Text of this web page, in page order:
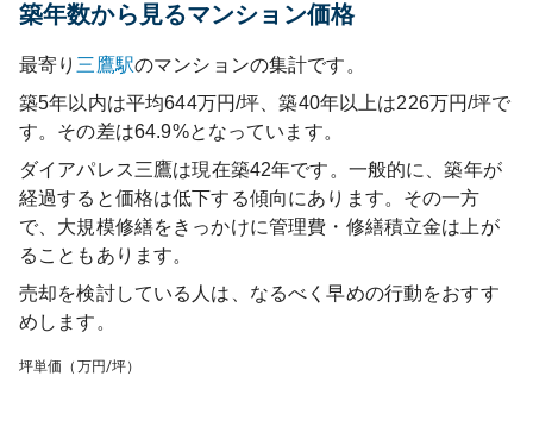
築年数から見るマンション価格
最寄り 三鷹駅のマンションの集計です。
築5年以内は平均644万円/坪、築40年以上は226万円/坪で
す。その差は64.9%となっています。
ダイアパレス三鷹は現在築42年です。一般的に、築年が
経過すると価格は低下する傾向にあります。その一方
で、大規模修繕をきっかけに管理費・修繕積立金は上が
ることもあります。
売却を検討している人は、なるべく早めの行動をおすす
めします。
坪単価（万円/坪）